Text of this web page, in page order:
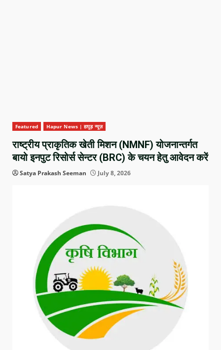
Featured Hapur News | हापुड़ न्यूज़
राष्ट्रीय प्राकृतिक खेती मिशन (NMNF) योजनान्तर्गत
बायो इनपुट रिसोर्स सेन्टर (BRC) के चयन हेतु आवेदन करें
Satya Prakash Seeman July 8, 2026